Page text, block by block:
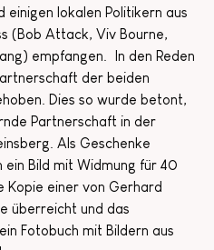
einigen lokalen Politikern aus
(Bob Attack, Viv Bourne,
empfangen.
In den Reden
der beiden
Dies so wurde betont,
Partnerschaft in der
Als Geschenke
Bild mit Widmung für 40
Kopie einer von Gerhard
überreicht und das
Fotobuch mit Bildern aus